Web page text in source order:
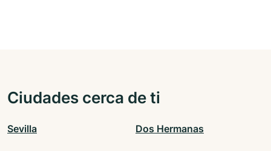
Ciudades cerca de ti
Sevilla Dos Hermanas